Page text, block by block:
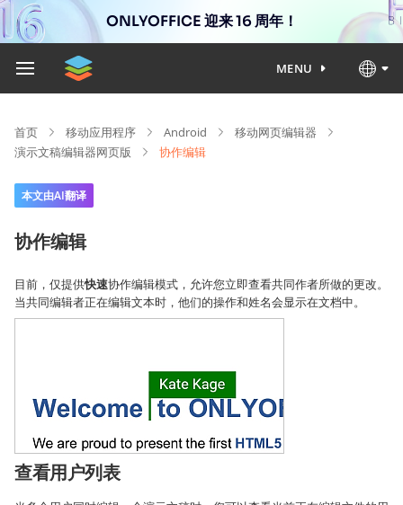
ONLYOFFICE 迎来 16 周年！
MENU
首页 移动应用程序 Android
移动网页编辑器
演示文稿编辑器网页版
协作编辑
本文由AI翻译
协作编辑
目前，仅提供快速协作编辑模式，允许您立即查看共同作者所做的更改。
当共同编辑者正在编辑文本时，他们的操作和姓名会显示在文档中。
查看用户列表